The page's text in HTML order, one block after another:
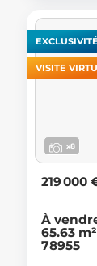
VISITE
x8
219 000
À
65.63
78955